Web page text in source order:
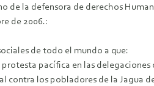
de la defensora de derechos
de 2006.:
de todo el mundo a que:
protesta pacífica en las
contra los pobladores de la Jagua